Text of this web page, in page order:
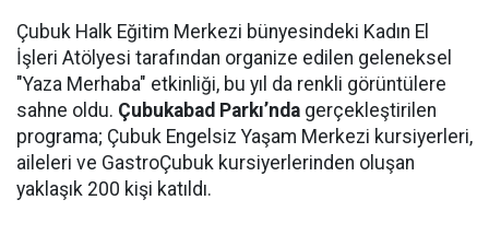
Çubuk Halk Eğitim Merkezi bünyesindeki Kadın El
İşleri Atölyesi tarafından organize edilen geleneksel
"Yaza Merhaba" etkinliği, bu yıl da renkli görüntülere
sahne oldu. Çubukabad Parkı’nda gerçekleştirilen
programa; Çubuk Engelsiz Yaşam Merkezi kursiyerleri,
aileleri ve GastroÇubuk kursiyerlerinden oluşan
yaklaşık 200 kişi katıldı.